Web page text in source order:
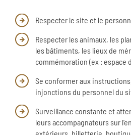
Respecter le site et le
Respecter les animaux, les
les bâtiments, les lieux de
commémoration (ex : espace
Se conformer aux
injonctions du personnel du
Surveillance constante et
leurs accompagnateurs sur